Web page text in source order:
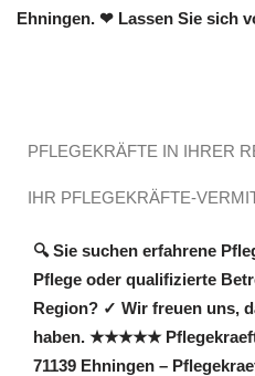
Ehningen. ❤ Lassen Sie sich
PFLEGEKRÄFTE IN IHRER
IHR PFLEGEKRÄFTE-
🔍 Sie suchen erfahrene
Pflege oder qualifizierte
Region? ✓ Wir freuen uns,
haben. ★★★★★
71139 Ehningen –